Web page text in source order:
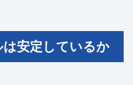
安定しているか